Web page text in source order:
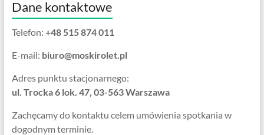
Dane kontaktowe
Telefon: +48 515 874 011
E-mail: biuro@moskirolet.pl
Adres punktu stacjonarnego:
ul. Trocka 6 lok. 47, 03-563 Warszawa
Zachęcamy do kontaktu celem umówienia spotkania w
dogodnym terminie.